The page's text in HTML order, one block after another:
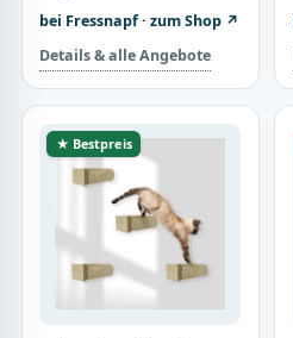
bei Fressnapf · zum Shop ↗
Details & alle Angebote
★ Bestpreis